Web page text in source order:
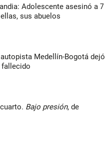
Adolescente asesinó a 7
sus abuelos
Medellín-Bogotá dejó
Bajo presión, de